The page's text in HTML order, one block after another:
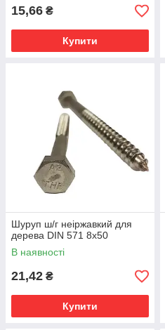
15,66 ₴
Купити
Шуруп ш/г неіржавкий для
дерева DIN 571 8х50
В наявності
21,42 ₴
Купити